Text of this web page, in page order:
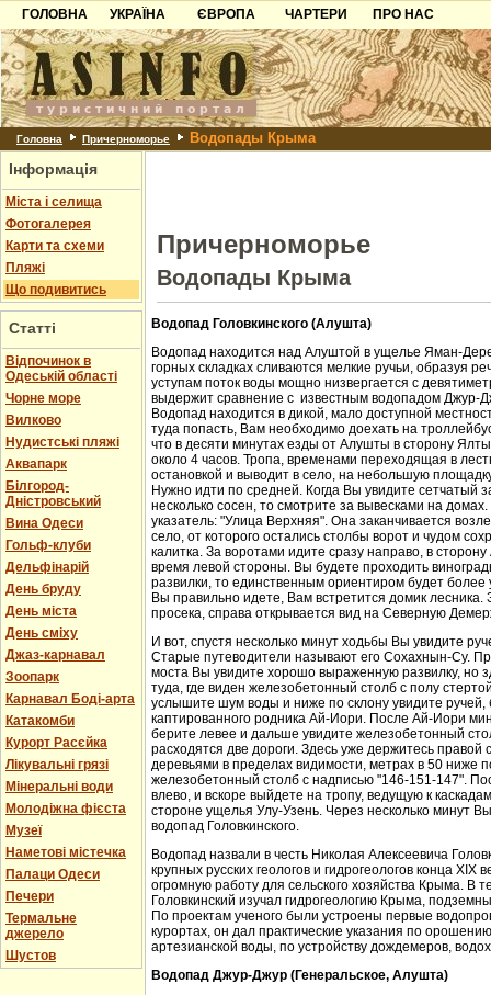
ГОЛОВНА
УКРАЇНА
Карпати
Азов
Причорноморря
Шацьк
ЄВРОПА
Чорногорія
Хорватія
Болгарія
Албанія
ЧАРТЕРИ
ПРО НАС
Контакти
Партнерам
Додати готель
Головна Причерноморье Водопады Крыма
Інформація
Міста і селища
Фотогалерея
Карти та схеми
Пляжі
Що подивитись
Статті
Відпочинок в
Одеській області
Чорне море
Вилково
Нудистські пляжі
Аквапарк
Білгород-
Дністровський
Вина Одеси
Гольф-клуби
Дельфінарій
День бруду
День міста
День сміху
Джаз-карнавал
Зоопарк
Карнавал Боді-арта
Катакомби
Курорт Расєйка
Лікувальні грязі
Мінеральні води
Молодіжна фієста
Музеї
Наметові містечка
Палаци Одеси
Печери
Термальне
джерело
Шустов
Причерноморье
Водопады Крыма
Водопад Головкинского (Алушта)
Водопад находится над Алуштой в ущелье Яман-
горных складках сливаются мелкие ручьи, образуя
уступам поток воды мощно низвергается с
выдержит сравнение с известным водопадом Джур-
Водопад находится в дикой, мало доступной
туда попасть, Вам необходимо доехать на
что в десяти минутах езды от Алушты в сторону
около 4 часов. Тропа, временами переходящая в
остановкой и выводит в село, на небольшую
Нужно идти по средней. Когда Вы увидите сетчатый
несколько сосен, то смотрите за вывесками на
указатель: "Улица Верхняя". Она заканчивается
село, от которого остались столбы ворот и чудом
калитка. За воротами идите сразу направо, в
время левой стороны. Вы будете проходить
развилки, то единственным ориентиром будет более
Вы правильно идете, Вам встретится домик лесника.
просека, справа открывается вид на Северную
И вот, спустя несколько минут ходьбы Вы увидите
Старые путеводители называют его Сохахнын-Су.
моста Вы увидите хорошо выраженную развилку, но
туда, где виден железобетонный столб с полу
услышите шум воды и ниже по склону увидите
каптированного родника Ай-Иори. После Ай-Иори
берите левее и дальше увидите железобетонный
расходятся две дороги. Здесь уже держитесь правой
деревьями в пределах видимости, метрах в 50 ниже
железобетонный столб с надписью "146-151-147".
влево, и вскоре выйдете на тропу, ведущую к
стороне ущелья Улу-Узень. Через несколько минут
водопад Головкинского.
Водопад назвали в честь Николая Алексеевича
крупных русских геологов и гидрогеологов конца XIX
огромную работу для сельского хозяйства Крыма. В
Головкинский изучал гидрогеологию Крыма,
По проектам ученого были устроены первые
курортах, он дал практические указания по
артезианской воды, по устройству дождемеров,
Водопад Джур-Джур (Генеральское, Алушта)